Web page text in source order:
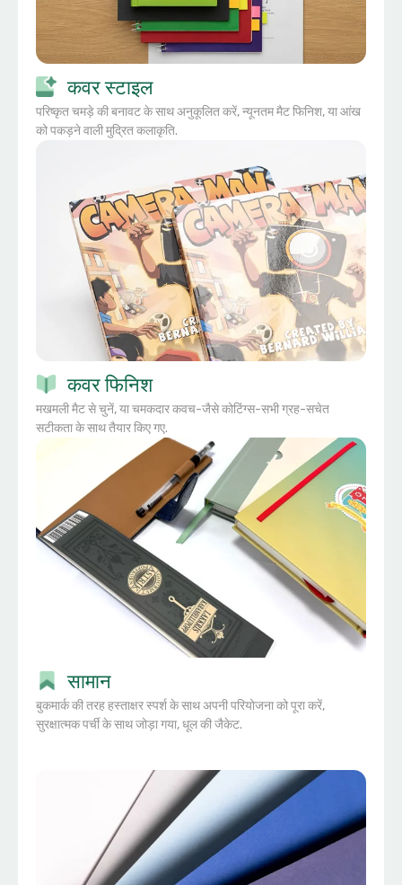
कवर स्टाइल
परिष्कृत चमड़े की बनावट के साथ अनुकूलित करें, न्यूनतम मैट फिनिश, या आंख
को पकड़ने वाली मुद्रित कलाकृति.
कवर फिनिश
मखमली मैट से चुनें, या चमकदार कवच-जैसे कोटिंग्स-सभी ग्रह-सचेत
सटीकता के साथ तैयार किए गए.
सामान
बुकमार्क की तरह हस्ताक्षर स्पर्श के साथ अपनी परियोजना को पूरा करें,
सुरक्षात्मक पर्ची के साथ जोड़ा गया, धूल की जैकेट.